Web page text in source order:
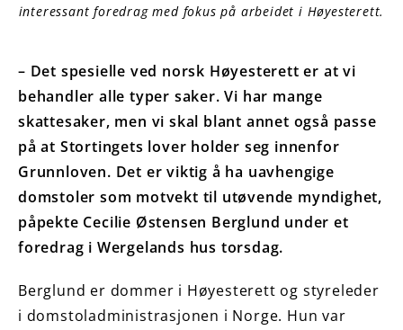
interessant foredrag med fokus på arbeidet i Høyesterett.
– Det spesielle ved norsk Høyesterett er at vi
behandler alle typer saker. Vi har mange
skattesaker, men vi skal blant annet også passe
på at Stortingets lover holder seg innenfor
Grunnloven. Det er viktig å ha uavhengige
domstoler som motvekt til utøvende myndighet,
påpekte Cecilie Østensen Berglund under et
foredrag i Wergelands hus torsdag.
Berglund er dommer i Høyesterett og styreleder
i domstoladministrasjonen i Norge. Hun var